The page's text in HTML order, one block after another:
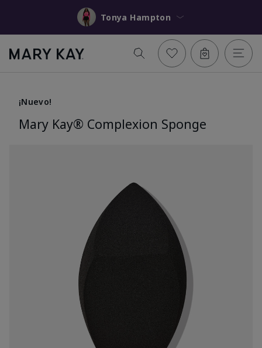
Tonya Hampton
¡Nuevo!
Mary Kay® Complexion Sponge